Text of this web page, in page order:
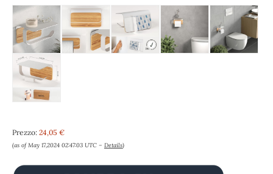
Prezzo: 24,05 €
(as of May 17,2024 02:47:03 UTC – Details)